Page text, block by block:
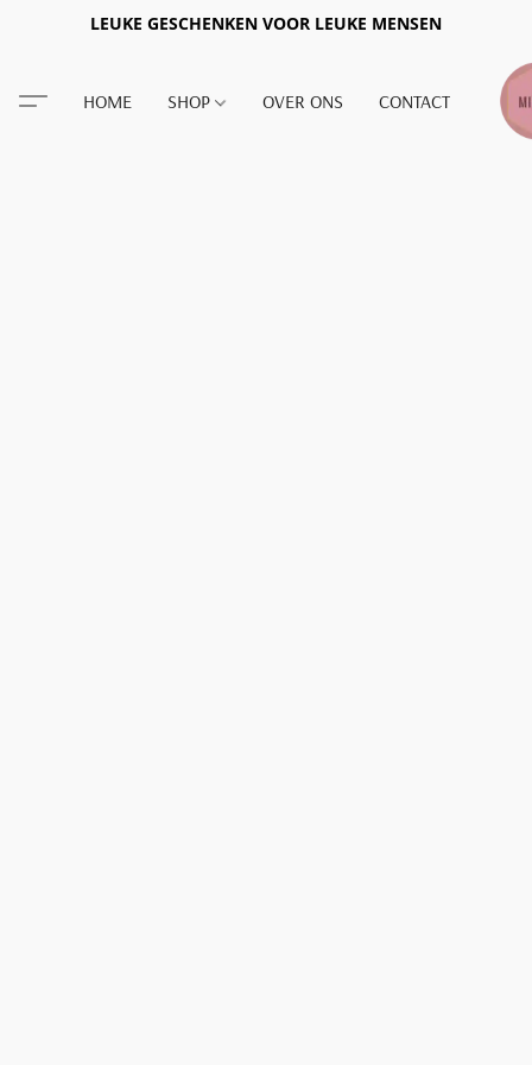
LEUKE GESCHENKEN VOOR LEUKE MENSEN
HOME SHOP OVER ONS CONTACT